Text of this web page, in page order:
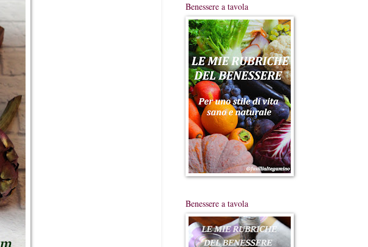
Benessere a tavola
Benessere a tavola